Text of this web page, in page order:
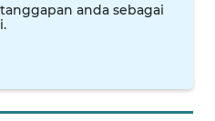
anda sebagai